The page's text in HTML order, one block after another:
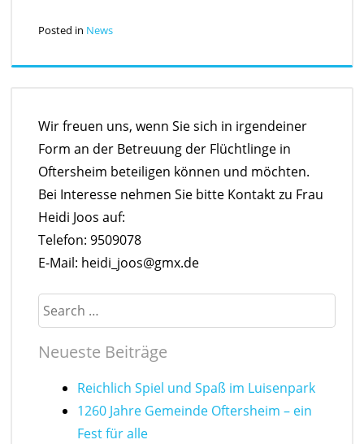
Posted in News
Wir freuen uns, wenn Sie sich in irgendeiner
Form an der Betreuung der Flüchtlinge in
Oftersheim beteiligen können und möchten.
Bei Interesse nehmen Sie bitte Kontakt zu Frau
Heidi Joos auf:
Telefon: 9509078
E-Mail: heidi_joos@gmx.de
Search
Neueste Beiträge
Reichlich Spiel und Spaß im Luisenpark
1260 Jahre Gemeinde Oftersheim – ein
Fest für alle